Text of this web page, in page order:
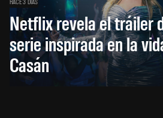
Netflix revela el tráiler
serie inspirada en la
Casán